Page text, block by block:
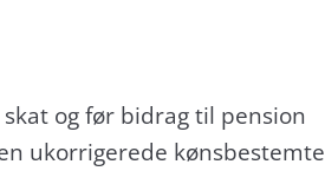
og før bidrag til pension
ukorrigerede kønsbestemte